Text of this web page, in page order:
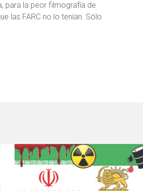
para la peor filmografía de
las FARC no lo tenían. Sólo